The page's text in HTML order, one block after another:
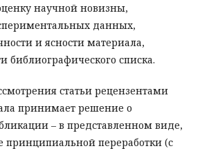
научной новизны,
данных,
и ясности материала,
библиографического списка.
статьи рецензентами
принимает решение о
– в представленном виде,
принципиальной переработки (с